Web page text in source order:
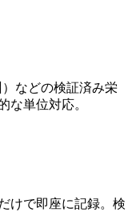
などの検証済み栄
な単位対応。
けで即座に記録。検